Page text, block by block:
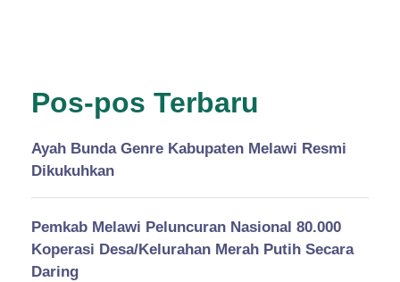
Pos-pos Terbaru
Ayah Bunda Genre Kabupaten Melawi Resmi
Dikukuhkan
Pemkab Melawi Peluncuran Nasional 80.000
Koperasi Desa/Kelurahan Merah Putih Secara
Daring